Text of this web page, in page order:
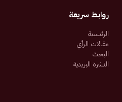
روابط سريعة
الرئيسية
مقالات الرأي
البحث
النشرة البريدية